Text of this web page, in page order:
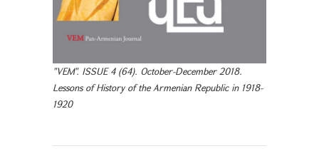
"VEM". ISSUE 4 (64). October-December 2018.
Lessons of History of the Armenian Republic in 1918-
1920